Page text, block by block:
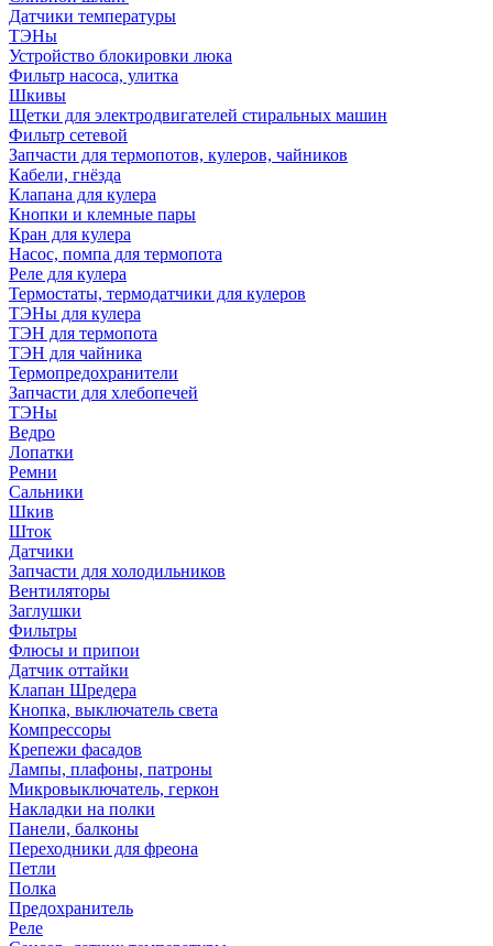
Датчики температуры
ТЭНы
Устройство блокировки люка
Фильтр насоса, улитка
Шкивы
Щетки для электродвигателей стиральных машин
Фильтр сетевой
Запчасти для термопотов, кулеров, чайников
Кабели, гнёзда
Клапана для кулера
Кнопки и клемные пары
Кран для кулера
Насос, помпа для термопота
Реле для кулера
Термостаты, термодатчики для кулеров
ТЭНы для кулера
ТЭН для термопота
ТЭН для чайника
Термопредохранители
Запчасти для хлебопечей
ТЭНы
Ведро
Лопатки
Ремни
Сальники
Шкив
Шток
Датчики
Запчасти для холодильников
Вентиляторы
Заглушки
Фильтры
Флюсы и припои
Датчик оттайки
Клапан Шредера
Кнопка, выключатель света
Компрессоры
Крепежи фасадов
Лампы, плафоны, патроны
Микровыключатель, геркон
Накладки на полки
Панели, балконы
Переходники для фреона
Петли
Полка
Предохранитель
Реле